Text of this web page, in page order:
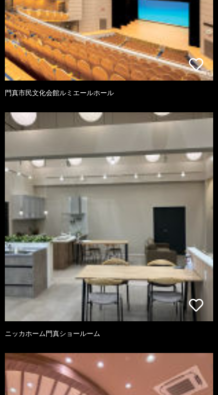
門真市民文化会館ルミエールホール
ニッカホーム門真ショールーム